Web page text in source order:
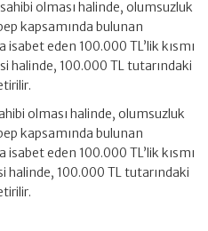
olması halinde, olumsuzluk
kapsamında bulunan
eden 100.000 TL’lik kısmı
halinde, 100.000 TL tutarındaki
olması halinde, olumsuzluk
kapsamında bulunan
eden 100.000 TL’lik kısmı
halinde, 100.000 TL tutarındaki